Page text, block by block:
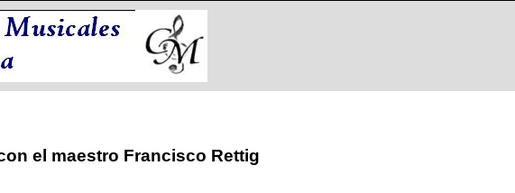
el maestro Francisco Rettig